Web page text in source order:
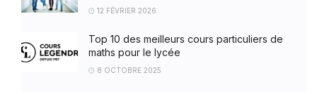
12 FÉVRIER 2026
Top 10 des meilleurs cours particuliers de
maths pour le lycée
8 OCTOBRE 2025